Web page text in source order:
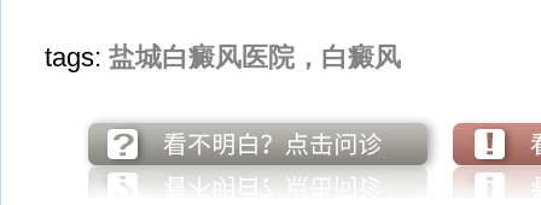
tags:盐城白癜风医院，白癜风